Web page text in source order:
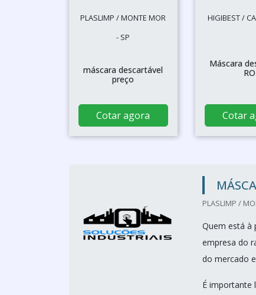
PLASLIMP / MONTE MOR
- SP
máscara descartável
preço
Cotar agora
HIGIBEST /
Máscara
RO
Cotar
PLASLIMP /
Quem está à
empresa do
do mercado
É importante